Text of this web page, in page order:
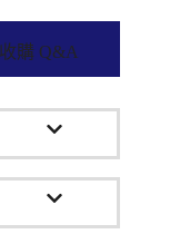
收購 Q&A